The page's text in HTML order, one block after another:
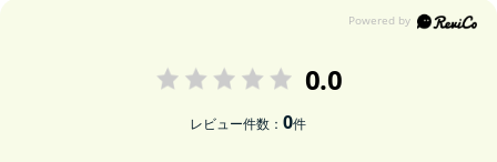
0.0
レビュー件数：0件